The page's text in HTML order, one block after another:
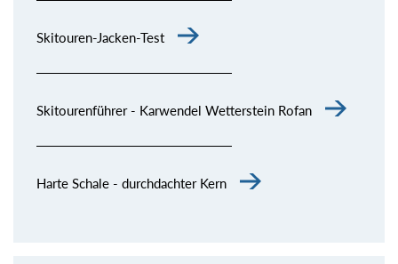
Skitouren-Jacken-Test
Skitourenführer - Karwendel Wetterstein Rofan
Harte Schale - durchdachter Kern